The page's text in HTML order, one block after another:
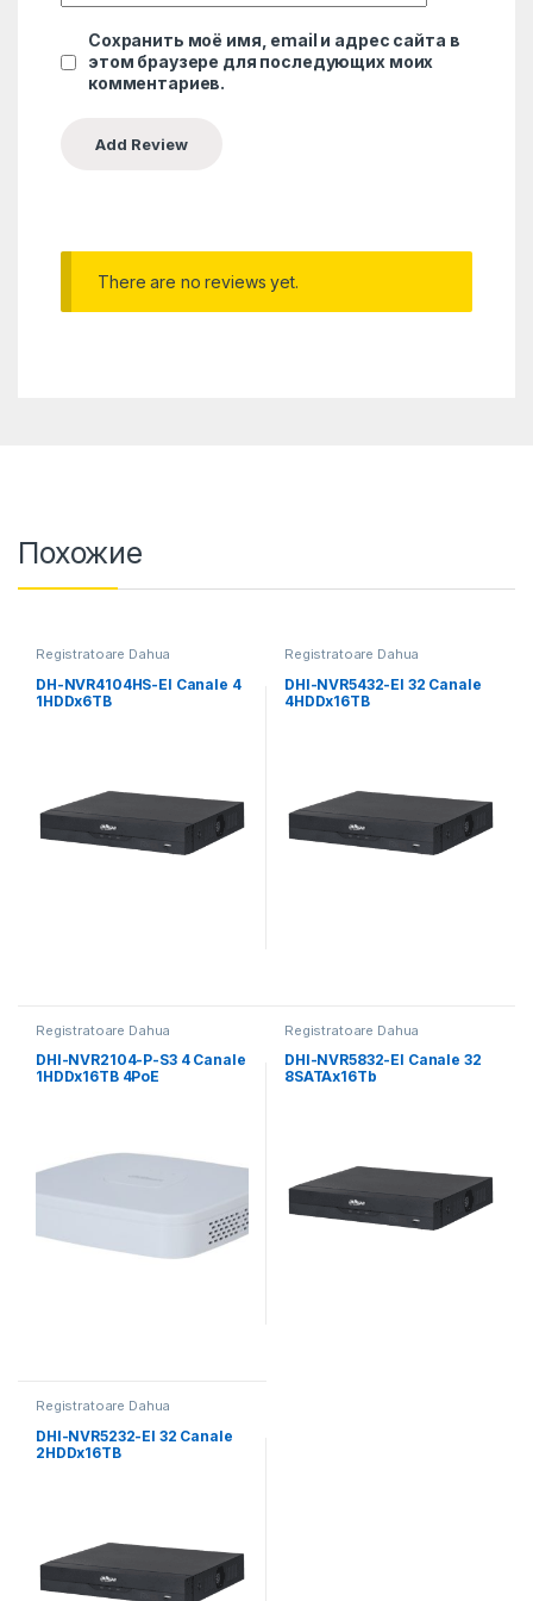
Сохранить моё имя, email и адрес сайта в
этом браузере для последующих моих
комментариев.
There are no reviews yet.
Похожие
Registratoare Dahua
DH-NVR4104HS-EI Canale 4
1HDDx6TB
Registratoare Dahua
DHI-NVR5432-EI 32 Canale
4HDDx16TB
Registratoare Dahua
DHI-NVR2104-P-S3 4 Canale
1HDDx16TB 4PoE
Registratoare Dahua
DHI-NVR5832-EI Canale 32
8SATAx16Tb
Registratoare Dahua
DHI-NVR5232-EI 32 Canale
2HDDx16TB